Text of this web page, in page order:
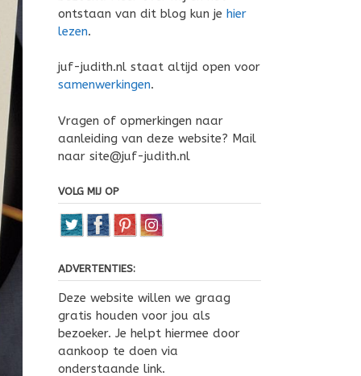
ontstaan van dit blog kun je hier
lezen.
juf-judith.nl staat altijd open voor
samenwerkingen.
Vragen of opmerkingen naar
aanleiding van deze website? Mail
naar site@juf-judith.nl
VOLG MIJ OP
ADVERTENTIES:
Deze website willen we graag
gratis houden voor jou als
bezoeker. Je helpt hiermee door
aankoop te doen via
onderstaande link.